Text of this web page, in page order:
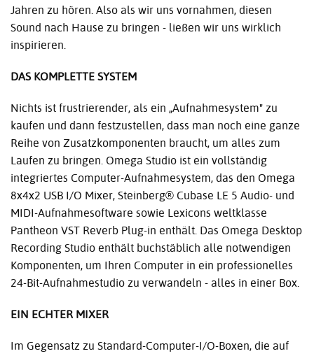
Jahren zu hören. Also als wir uns vornahmen, diesen
Sound nach Hause zu bringen - ließen wir uns wirklich
inspirieren.
DAS KOMPLETTE SYSTEM
Nichts ist frustrierender, als ein „Aufnahmesystem" zu
kaufen und dann festzustellen, dass man noch eine ganze
Reihe von Zusatzkomponenten braucht, um alles zum
Laufen zu bringen. Omega Studio ist ein vollständig
integriertes Computer-Aufnahmesystem, das den Omega
8x4x2 USB I/O Mixer, Steinberg® Cubase LE 5 Audio- und
MIDI-Aufnahmesoftware sowie Lexicons weltklasse
Pantheon VST Reverb Plug-in enthält. Das Omega Desktop
Recording Studio enthält buchstäblich alle notwendigen
Komponenten, um Ihren Computer in ein professionelles
24-Bit-Aufnahmestudio zu verwandeln - alles in einer Box.
EIN ECHTER MIXER
Im Gegensatz zu Standard-Computer-I/O-Boxen, die auf